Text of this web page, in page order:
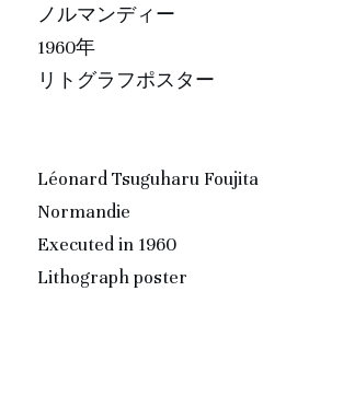
ノルマンディー
1960年
リトグラフポスター
Léonard Tsuguharu Foujita
Normandie
Executed in 1960
Lithograph poster